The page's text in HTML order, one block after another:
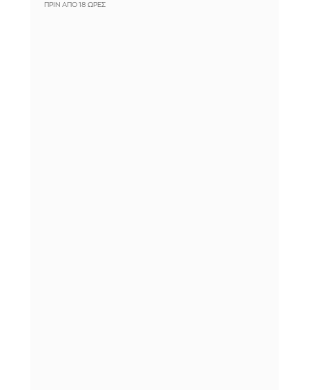
ΠΡΙΝ ΑΠΌ 18 ΏΡΕΣ